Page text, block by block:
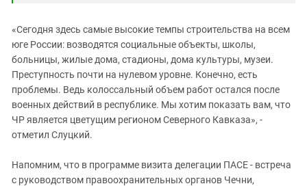
«Сегодня здесь самые высокие темпы строительства на всем
юге России: возводятся социальные объекты, школы,
больницы, жилые дома, стадионы, дома культуры, музеи.
Преступность почти на нулевом уровне. Конечно, есть
проблемы. Ведь колоссальный объем работ остался после
военных действий в республике. Мы хотим показать вам, что
ЧР является цветущим регионом Северного Кавказа», -
отметил Слуцкий.
Напомним, что в программе визита делегации ПАСЕ - встреча
с руководством правоохранительных органов Чечни,